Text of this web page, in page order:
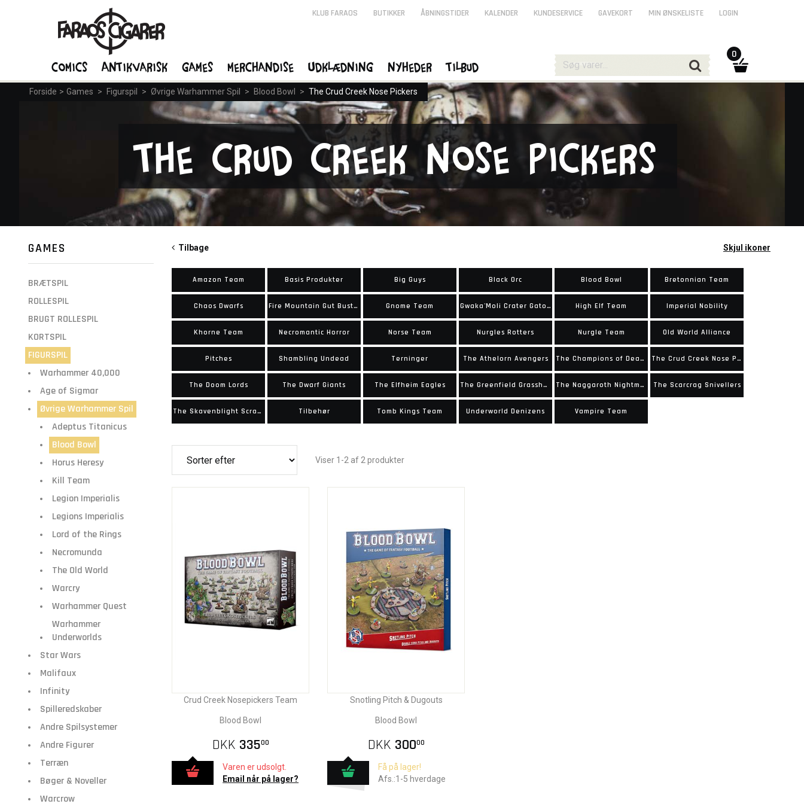
Forside > Games > Figurspil > Øvrige Warhammer Spil > Blood Bowl > The Crud Creek Nose Pickers
The Crud Creek Nose Pickers
GAMES
BRÆTSPIL
ROLLESPIL
BRUGT ROLLESPIL
KORTSPIL
FIGURSPIL
Warhammer 40,000
Age of Sigmar
Øvrige Warhammer Spil
Adeptus Titanicus
Blood Bowl
Horus Heresy
Kill Team
Legion Imperialis
Legions Imperialis
Lord of the Rings
Necromunda
The Old World
Warcry
Warhammer Quest
Warhammer
Underworlds
Star Wars
Malifaux
Infinity
Spilleredskaber
Andre Spilsystemer
Andre Figurer
Terræn
Bøger & Noveller
Warcrow
Skjul ikoner
Tilbage
Amazon Team Basis Produkter Big Guys Black Orc Blood Bowl Bretonnian Team
Chaos Dwarfs Fire Mountain Gut Busters Gnome Team Gwaka'Moli Crater Gators High Elf Team Imperial Nobility
Khorne Team Necromantic Horror Norse Team Nurgles Rotters Nurgle Team Old World Alliance
Pitches Shambling Undead Terninger The Athelorn Avengers The Champions of Death The Crud Creek Nose Pickers
The Doom Lords The Dwarf Giants The Elfheim Eagles The Greenfield Grasshuggers The Naggaroth Nightmares The Scarcrag Snivellers
The Skavenblight Scramblers Tilbehør Tomb Kings Team Underworld Denizens Vampire Team
Viser 1-2 af 2 produkter
Crud Creek Nosepickers Team
Blood Bowl
DKK 33500
Varen er udsolgt.
Email når på lager?
Snotling Pitch & Dugouts
Blood Bowl
DKK 30000
Få på lager!
Afs.:1-5 hverdage
KLUB FARAOS BUTIKKER ÅBNINGSTIDER KALENDER KUNDESERVICE GAVEKORT MIN ØNSKELISTE LOGIN
Comics Antikvarisk Games Merchandise Udklædning Nyheder Tilbud
0